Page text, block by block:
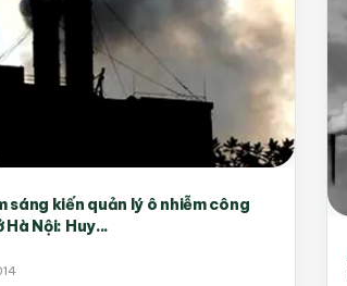
sáng kiến quản lý ô nhiễm công
Hà Nội: Huy...